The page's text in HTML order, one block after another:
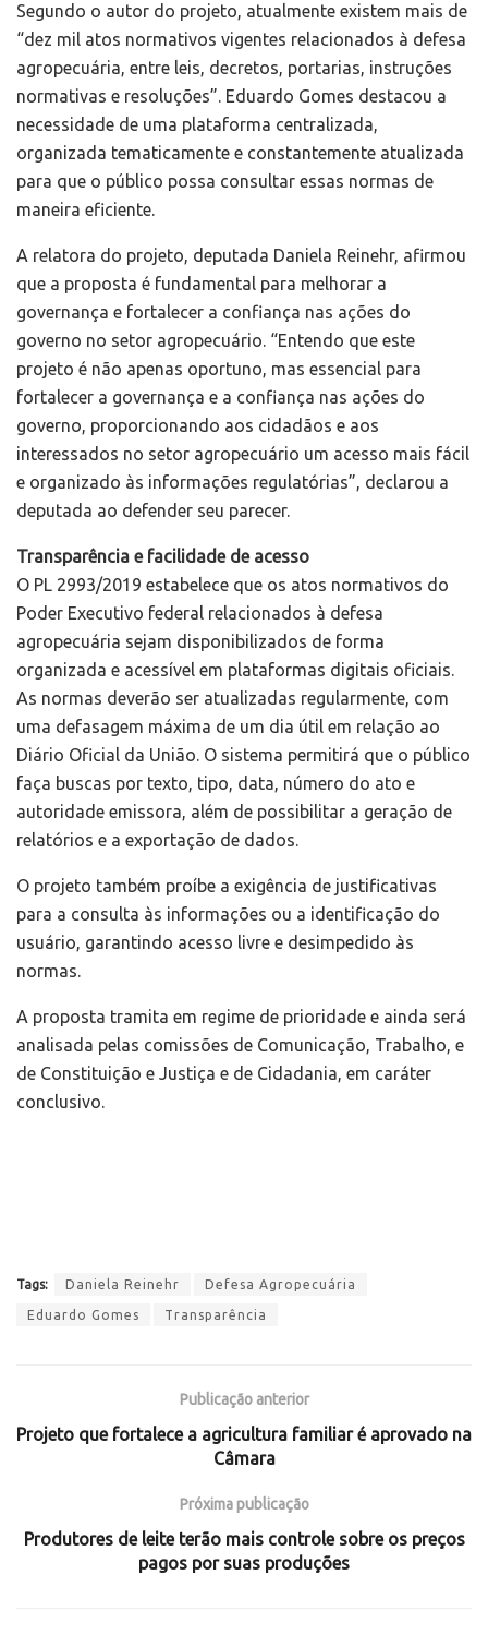
Segundo o autor do projeto, atualmente existem mais de
“dez mil atos normativos vigentes relacionados à defesa
agropecuária, entre leis, decretos, portarias, instruções
normativas e resoluções”. Eduardo Gomes destacou a
necessidade de uma plataforma centralizada,
organizada tematicamente e constantemente atualizada
para que o público possa consultar essas normas de
maneira eficiente.
A relatora do projeto, deputada Daniela Reinehr, afirmou
que a proposta é fundamental para melhorar a
governança e fortalecer a confiança nas ações do
governo no setor agropecuário. “Entendo que este
projeto é não apenas oportuno, mas essencial para
fortalecer a governança e a confiança nas ações do
governo, proporcionando aos cidadãos e aos
interessados no setor agropecuário um acesso mais fácil
e organizado às informações regulatórias”, declarou a
deputada ao defender seu parecer.
Transparência e facilidade de acesso
O PL 2993/2019 estabelece que os atos normativos do
Poder Executivo federal relacionados à defesa
agropecuária sejam disponibilizados de forma
organizada e acessível em plataformas digitais oficiais.
As normas deverão ser atualizadas regularmente, com
uma defasagem máxima de um dia útil em relação ao
Diário Oficial da União. O sistema permitirá que o público
faça buscas por texto, tipo, data, número do ato e
autoridade emissora, além de possibilitar a geração de
relatórios e a exportação de dados.
O projeto também proíbe a exigência de justificativas
para a consulta às informações ou a identificação do
usuário, garantindo acesso livre e desimpedido às
normas.
A proposta tramita em regime de prioridade e ainda será
analisada pelas comissões de Comunicação, Trabalho, e
de Constituição e Justiça e de Cidadania, em caráter
conclusivo.
Tags: Daniela Reinehr Defesa Agropecuária
Eduardo Gomes Transparência
Publicação anterior
Projeto que fortalece a agricultura familiar é aprovado na
Câmara
Próxima publicação
Produtores de leite terão mais controle sobre os preços
pagos por suas produções